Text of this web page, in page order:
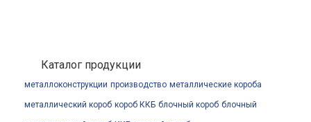
Каталог продукции
металлоконструкции производство металлические короба
металлический короб короб ККБ блочный короб блочный